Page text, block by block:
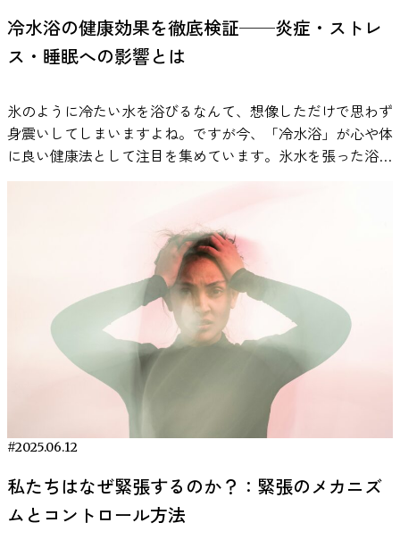
「運が良かっただけ」と感じるような現象がこれにあたりま
す。 こうした主観の偏り、つまり「認知バイアス」は、近
動にも表れることがわかってきました。しかし、これまでの
多くの実験は、短く単純な映像や課題を用いたものが中心
で、実際のスポーツ観戦のように複雑で変化の多い社会的な
状況で、脳がどう反応するかは、十分に解明されていません
でした。 このような背景のもと、今回の研究は「集団意
響するのかを探るために行われました。 実験：脳波から読
み取る「ファンの一体感」 野球ゲーム観戦中の脳波をリア
とオリックス・バファローズ、それぞれの熱心なファンたち
です。研究チームは、各チームから16名ずつ、合計32名を招
き、プロ野球スピリッツ2019というゲームを用いて自動生成
された試合映像を視聴してもらいました。実際の試合映像で
はない理由は、すでに見たことがある映像に対する既知効果
を排除するためであり、ゲーム映像であっても、リアルなグ
ラフィックや実況、歓声などによって、十分に臨場感のある
観戦体験が再現されました。 映像は、阪神が勝つ試合、オ
リックスが勝つ試合、そして引き分けの試合の3パターンが
用意されており、それぞれが約26〜33分の長さです。試合の
内容は6回表から始まる構成で、その前半の流れは冒頭に30
冷水浴の健康効果を徹底検証──炎症・ストレ
ス・睡眠への影響とは
氷のように冷たい水を浴びるなんて、想像しただけで思わず
身震いしてしまいますよね。ですが今、「冷水浴」が心や体
に良い健康法として注目を集めています。氷水を張った浴槽
に浸かる「アイスバス」や、シャワーを冷水に切り替える習
際、Amazonでは家庭用アイスバスの売上が、わずか1年で
1000台未満から9万台以上に急増したというデータもあるそ
委ねているのでしょうか？その背景には、「冷水浴でストレ
スが軽減される」「免疫力が向上する」「気分がすっきりす
る」といったさまざまな効果への期待があります。 とはい
え、これらの効果には科学的な裏付けがどの程度あるのでし
ょうか？今回は、最新の研究に基づいて、冷水浴の効果につ
いてわかりやすくご紹介します。 注目を集める「冷水浴」
の名のとおり、体を冷たい水に浸す健康法です。一般的に
ャワーでも浴槽でも、胸の高さまでしっかり冷水に触れるこ
とがポイントとされています。 冷水浴自体は、実は古くか
#2025.06.12
私たちはなぜ緊張するのか？：緊張のメカニズ
ムとコントロール方法